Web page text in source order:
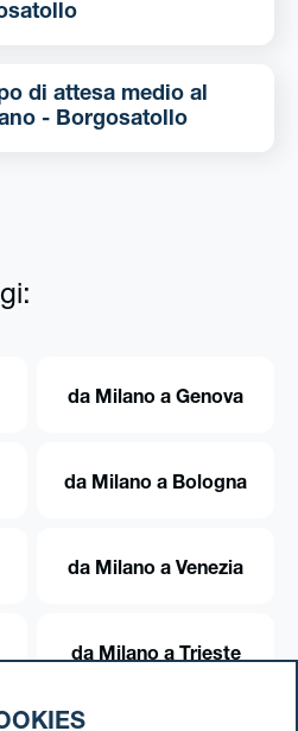
di attesa medio al
tra Milano - Borgosatollo
da Milano a Genova
da Milano a Bologna
da Milano a Venezia
da Milano a Trieste